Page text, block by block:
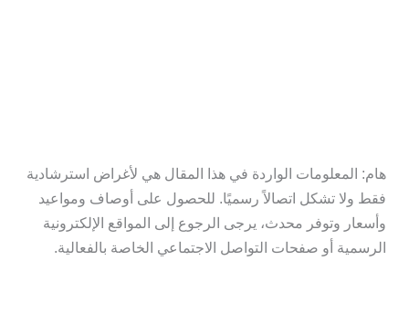
هام: المعلومات الواردة في هذا المقال هي لأغراض استرشادية
فقط ولا تشكل اتصالاً رسميًا. للحصول على أوصاف ومواعيد
وأسعار وتوفر محدث، يرجى الرجوع إلى المواقع الإلكترونية
الرسمية أو صفحات التواصل الاجتماعي الخاصة بالفعالية.